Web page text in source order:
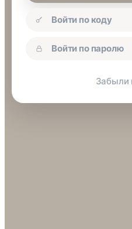
Войти по коду
Войти по паролю
Забыли